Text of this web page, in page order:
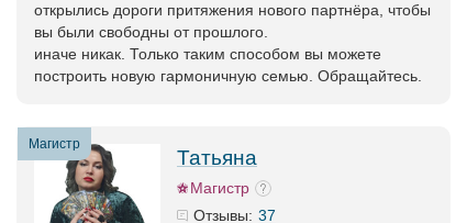
открылись дороги притяжения нового партнёра, чтобы
вы были свободны от прошлого.
иначе никак. Только таким способом вы можете
построить новую гармоничную семью. Обращайтесь.
Магистр
Татьяна
Магистр
Отзывы: 37